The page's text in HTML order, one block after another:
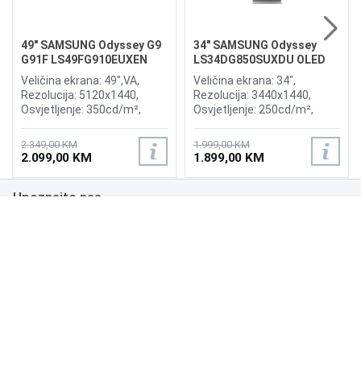
49" SAMSUNG Odyssey G9
G91F LS49FG910EUXEN
144Hz Gaming Curved
Display
Veličina ekrana: 49",VA,
Rezolucija: 5120x1440,
Osvjetljenje: 350cd/m²,
Osvježenje: 144Hz, AMD
FreeSync Premium Pro,
Priključci: 2xHDMI 2.1,
DisplayPort, 2xUSB 3.2, USB-
B
2.349,00 KM
2.099,00 KM
34" SAMSUNG Odyssey
LS34DG850SUXDU OLED
G8 175Hz Gaming Curved
Display
Veličina ekrana: 34",
Rezolucija: 3440x1440,
Osvjetljenje: 250cd/m²,
Osvježenje: 175Hz, AMD
FreeSync Premium,
Wireless LAN, Bluetooth ,
Priključci: 2xHDMI,
1.999,00 KM
1.899,00 KM
Upoznajte nas